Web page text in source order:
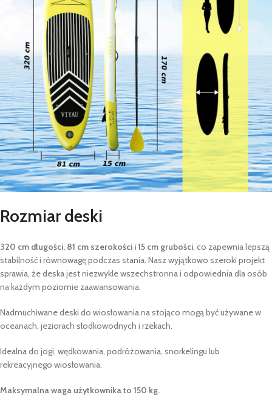
Rozmiar deski
320 cm długości, 81 cm szerokości i 15 cm grubości , co zapewnia lepszą
stabilność i równowagę podczas stania. Nasz wyjątkowo szeroki projekt
sprawia, że deska jest niezwykle wszechstronna i odpowiednia dla osób
na każdym poziomie zaawansowania.
Nadmuchiwane deski do wiosłowania na stojąco mogą być używane w
oceanach, jeziorach słodkowodnych i rzekach.
Idealna do jogi, wędkowania, podróżowania, snorkelingu lub
rekreacyjnego wiosłowania.
Maksymalna waga użytkownika to 150 kg.